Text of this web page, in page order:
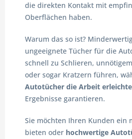
die direkten Kontakt mit
Oberflächen haben.
Warum das so ist?
ungeeignete Tücher für die
schnell zu Schlieren,
oder sogar Kratzern führen,
Autotücher die Arbeit
Ergebnisse garantieren.
Sie möchten Ihren Kunden ein
bieten oder hochwertige